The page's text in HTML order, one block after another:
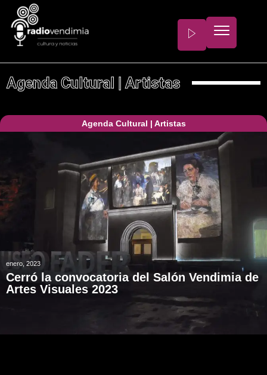
Agenda Cultural | Artistas
Agenda Cultural | Artistas
enero, 2023
Cerró la convocatoria del Salón Vendimia de
Artes Visuales 2023